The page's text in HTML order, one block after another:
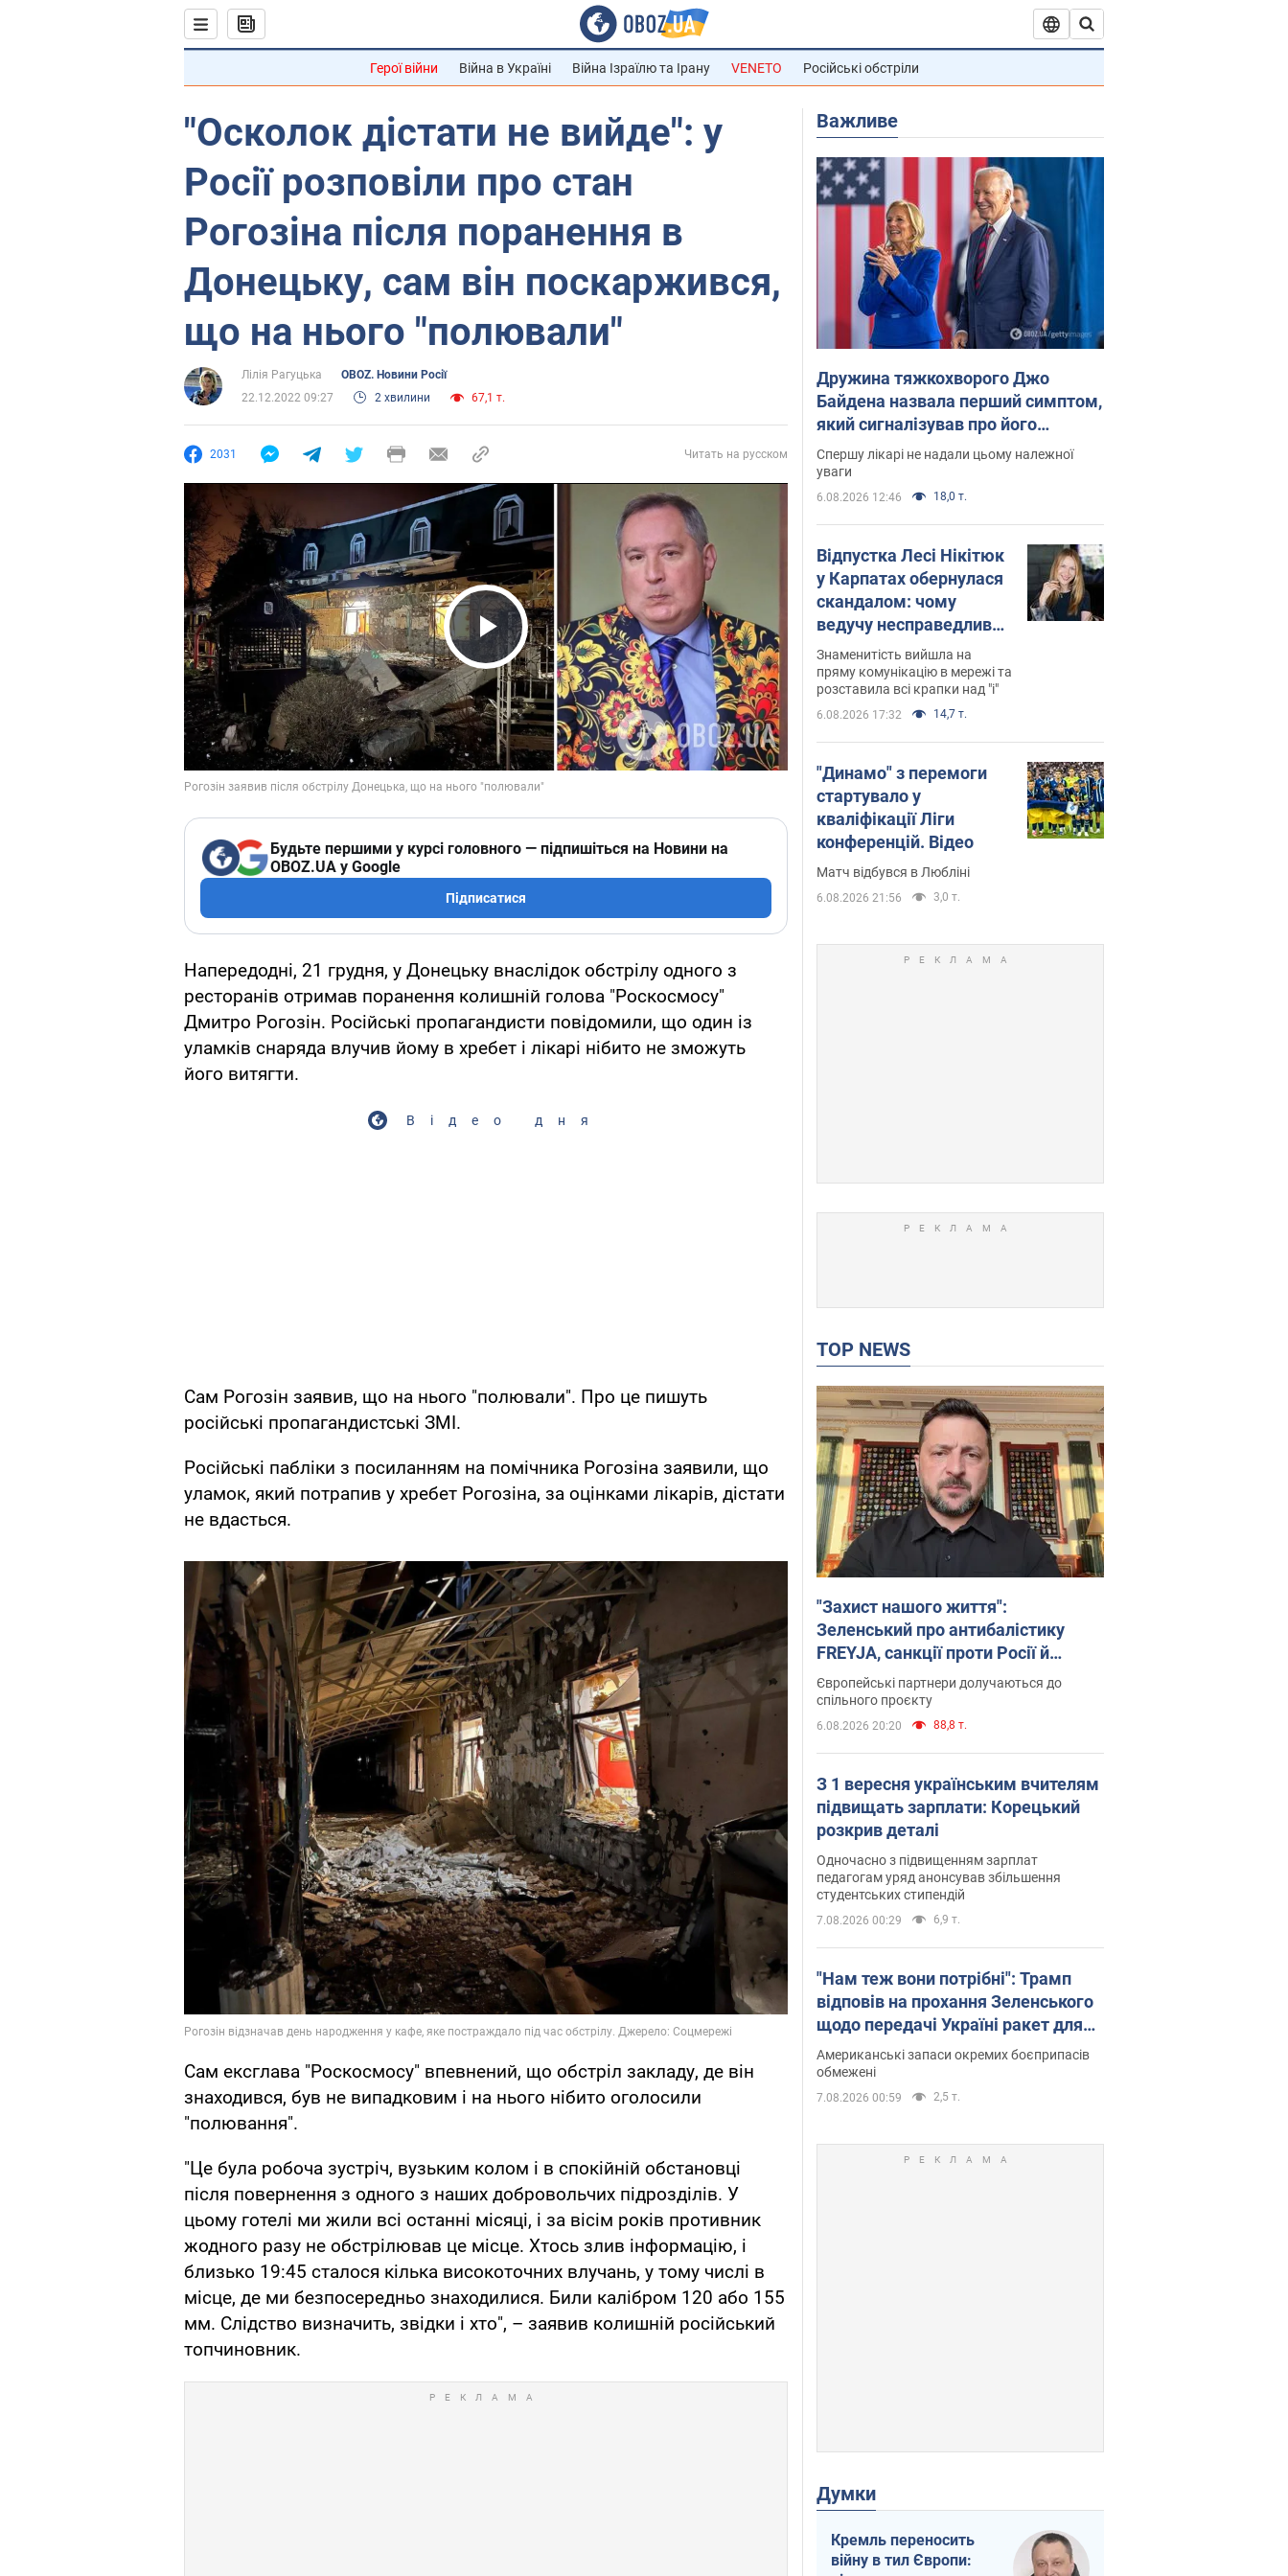
Герої війни Війна в Україні Війна Ізраїлю та Ірану VENETO Російські обстріли
"Осколок дістати не вийде": у
Росії розповіли про стан
Рогозіна після поранення в
Донецьку, сам він поскаржився,
що на нього "полювали"
Лілія Рагуцька
OBOZ. Новини Росії
22.12.2022 09:27
2 хвилини 67,1 т.
2031 Читать на русском
Play Video
Будьте першими у курсі головного — підпишіться на Новини на
OBOZ.UA у Google
Підписатися
Напередодні, 21 грудня, у Донецьку внаслідок обстрілу одного з
ресторанів отримав поранення колишній голова "Роскосмосу"
Дмитро Рогозін. Російські пропагандисти повідомили, що один із
уламків снаряда влучив йому в хребет і лікарі нібито не зможуть
його витягти.
Відео дня
Сам Рогозін заявив, що на нього "полювали". Про це пишуть
російські пропагандистські ЗМІ.
Російські пабліки з посиланням на помічника Рогозіна заявили, що
уламок, який потрапив у хребет Рогозіна, за оцінками лікарів, дістати
не вдасться.
Сам ексглава "Роскосмосу" впевнений, що обстріл закладу, де він
знаходився, був не випадковим і на нього нібито оголосили
"полювання".
"Це була робоча зустріч, вузьким колом і в спокійній обстановці
після повернення з одного з наших добровольчих підрозділів. У
цьому готелі ми жили всі останні місяці, і за вісім років противник
жодного разу не обстрілював це місце. Хтось злив інформацію, і
близько 19:45 сталося кілька високоточних влучань, у тому числі в
місце, де ми безпосередньо знаходилися. Били калібром 120 або 155
мм. Слідство визначить, звідки і хто", – заявив колишній російський
топчиновник.
Важливе
Дружина тяжкохворого Джо
Байдена назвала перший симптом,
який сигналізував про його
"агресивний" рак
Спершу лікарі не надали цьому належної
уваги
6.08.2026 12:46 18,0 т.
Відпустка Лесі Нікітюк
у Карпатах обернулася
скандалом: чому
ведучу несправедливо
захейтили
Знаменитість вийшла на
пряму комунікацію в мережі та
розставила всі крапки над "і"
6.08.2026 17:32 14,7 т.
"Динамо" з перемоги
стартувало у
кваліфікації Ліги
конференцій. Відео
Матч відбувся в Любліні
6.08.2026 21:56 3,0 т.
TOP NEWS
"Захист нашого життя":
Зеленський про антибалістику
FREYJA, санкції проти Росії й
підтримку аграріїв. Відео
Європейські партнери долучаються до
спільного проєкту
6.08.2026 20:20 88,8 т.
З 1 вересня українським вчителям
підвищать зарплати: Корецький
розкрив деталі
Одночасно з підвищенням зарплат
педагогам уряд анонсував збільшення
студентських стипендій
7.08.2026 00:29 6,9 т.
"Нам теж вони потрібні": Трамп
відповів на прохання Зеленського
щодо передачі Україні ракет для
Patriot
Американські запаси окремих боєприпасів
обмежені
7.08.2026 00:59 2,5 т.
Думки
Кремль переносить
війну в тил Європи: